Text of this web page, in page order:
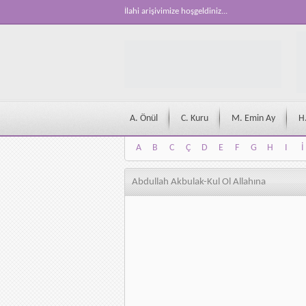
İlahi arişivimize hoşgeldiniz...
A. Önül C. Kuru M. Emin Ay
A B C Ç D E F G H I İ
A
B C Ç D E F G H I İ
Abdullah Akbulak-Kul Ol Allahına